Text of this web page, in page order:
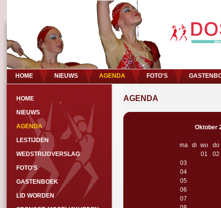
HOME NIEUWS AGENDA FOTO'S
HOME
NIEUWS
AGENDA
LESTIJDEN
WEDSTRIJDVERSLAG
FOTO'S
GASTENBOEK
LID WORDEN
AGENDA
Oktober
ma di wo
do
01
02
03
04
05
06
07